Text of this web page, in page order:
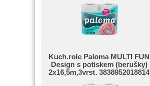
Kuch.role Paloma MULTI FUN
Design s potiskem (berušky)
2x16,5m,3vrst. 3838952018814